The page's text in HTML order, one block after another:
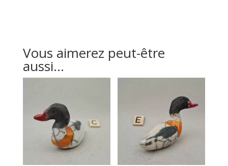
(L)
"Stan"
Vous aimerez peut-être
aussi…